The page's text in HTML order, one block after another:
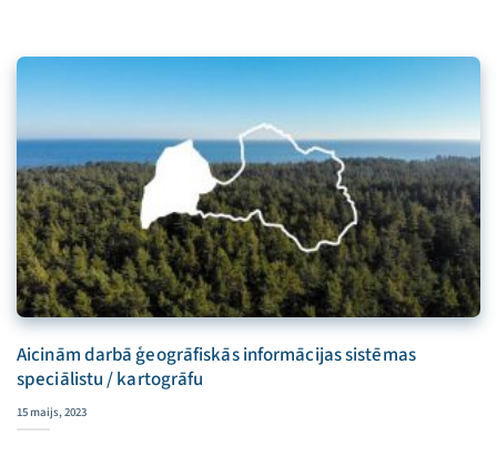
Aicinām darbā ģeogrāfiskās informācijas sistēmas
speciālistu / kartogrāfu
15 maijs, 2023